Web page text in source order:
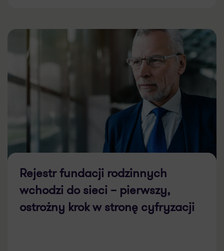
Rejestr fundacji rodzinnych
wchodzi do sieci – pierwszy,
ostrożny krok w stronę cyfryzacji